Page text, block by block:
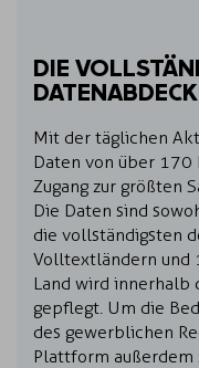
DIE
Mit der täglichen
Daten von über 170
Zugang zur größten
Die Daten sind
die vollständigsten
Volltextländern und
Land wird innerhalb
gepflegt. Um die
des gewerblichen
Plattform